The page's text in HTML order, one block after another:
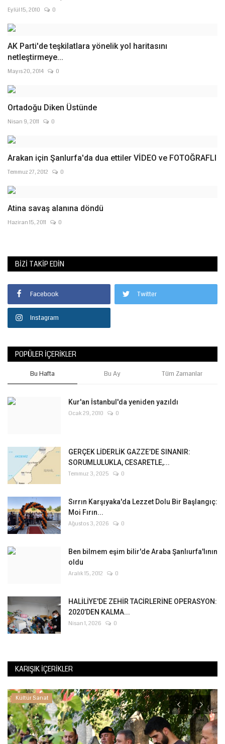
Eylül 15, 2010 0
AK Parti'de teşkilatlara yönelik yol haritasını
netleştirmeye...
Mayıs 20, 2014 0
Ortadoğu Diken Üstünde
Nisan 9, 2011 0
Arakan için Şanlurfa'da dua ettiler VİDEO ve FOTOĞRAFLI
Temmuz 27, 2012 0
Atina savaş alanına döndü
Haziran 15, 2011 0
BIZI TAKIP EDIN
Facebook Twitter
Instagram
POPÜLER İÇERIKLER
Bu Hafta Bu Ay Tüm Zamanlar
Kur'an İstanbul'da yeniden yazıldı
Ocak 29, 2010 0
GERÇEK LİDERLİK GAZZE’DE SINANIR:
SORUMLULUKLA, CESARETLE,...
Temmuz 3, 2025 0
Sırrın Karşıyaka'da Lezzet Dolu Bir Başlangıç:
Moi Fırın...
Ağustos 3, 2026 0
Ben bilmem eşim bilir'de Araba Şanlıurfa'lının
oldu
Aralık 15, 2012 0
HALİLİYE'DE ZEHİR TACİRLERİNE OPERASYON:
2020’DEN KALMA...
Nisan 1, 2026 0
KARIŞIK İÇERIKLER
Kültür Sanat